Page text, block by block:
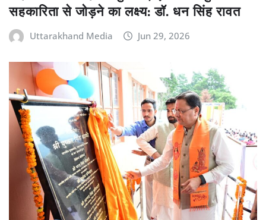
सहकारिता से जोड़ने का लक्ष्य: डॉ. धन सिंह रावत
Uttarakhand Media Jun 29, 2026